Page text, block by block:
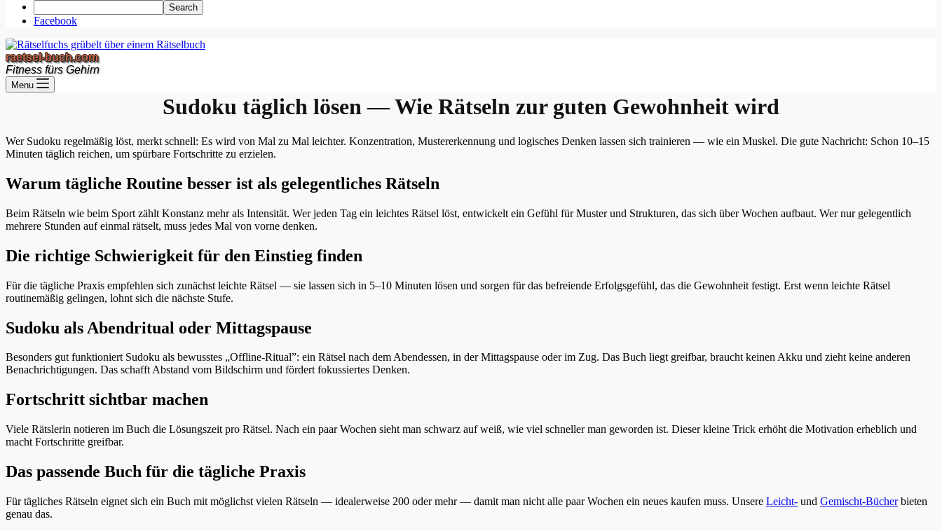
Facebook
raetsel-buch.com
Fitness fürs Gehirn
Menu
Sudoku täglich lösen — Wie Rätseln zur guten Gewohnheit wird
Wer Sudoku regelmäßig löst, merkt schnell: Es wird von Mal zu Mal leichter. Konzentration, Mustererkennung und logisches Denken lassen sich trainieren — wie ein Muskel. Die gute Nachricht: Schon 10–15
Minuten täglich reichen, um spürbare Fortschritte zu erzielen.
Warum tägliche Routine besser ist als gelegentliches Rätseln
Beim Rätseln wie beim Sport zählt Konstanz mehr als Intensität. Wer jeden Tag ein leichtes Rätsel löst, entwickelt ein Gefühl für Muster und Strukturen, das sich über Wochen aufbaut. Wer nur gelegentlich
mehrere Stunden auf einmal rätselt, muss jedes Mal von vorne denken.
Die richtige Schwierigkeit für den Einstieg finden
Für die tägliche Praxis empfehlen sich zunächst leichte Rätsel — sie lassen sich in 5–10 Minuten lösen und sorgen für das befreiende Erfolgsgefühl, das die Gewohnheit festigt. Erst wenn leichte Rätsel
routinemäßig gelingen, lohnt sich die nächste Stufe.
Sudoku als Abendritual oder Mittagspause
Besonders gut funktioniert Sudoku als bewusstes „Offline-Ritual”: ein Rätsel nach dem Abendessen, in der Mittagspause oder im Zug. Das Buch liegt greifbar, braucht keinen Akku und zieht keine anderen
Benachrichtigungen. Das schafft Abstand vom Bildschirm und fördert fokussiertes Denken.
Fortschritt sichtbar machen
Viele Rätslerin notieren im Buch die Lösungszeit pro Rätsel. Nach ein paar Wochen sieht man schwarz auf weiß, wie viel schneller man geworden ist. Dieser kleine Trick erhöht die Motivation erheblich und
macht Fortschritte greifbar.
Das passende Buch für die tägliche Praxis
Für tägliches Rätseln eignet sich ein Buch mit möglichst vielen Rätseln — idealerweise 200 oder mehr — damit man nicht alle paar Wochen ein neues kaufen muss. Unsere Leicht- und Gemischt-Bücherbieten
genau das.